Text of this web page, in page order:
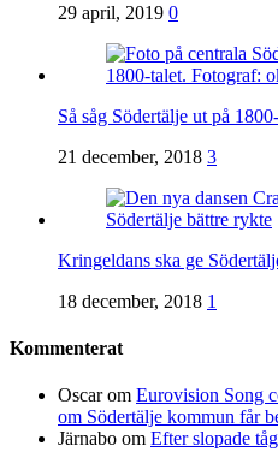
29 april, 2019 0
Så såg Södertälje ut på
21 december, 2018 3
Kringeldans ska ge
18 december, 2018 1
Kommenterat
Oscarom Eurovision Song
om Södertälje kommun får
Järnabo om Efter slopade